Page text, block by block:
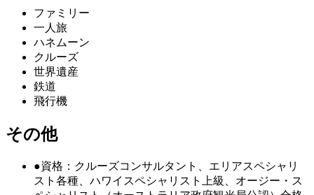
ファミリー
一人旅
ハネムーン
クルーズ
世界遺産
鉄道
飛行機
その他
●資格：クルーズコンサルタント、エリアスペシャリ
スト各種、ハワイスペシャリスト上級、オージー・ス